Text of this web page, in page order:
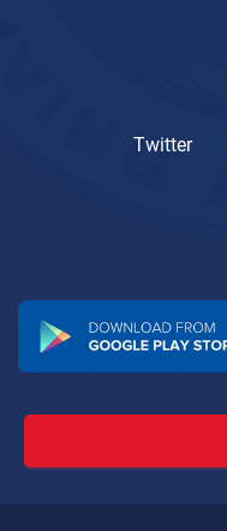
Twitter